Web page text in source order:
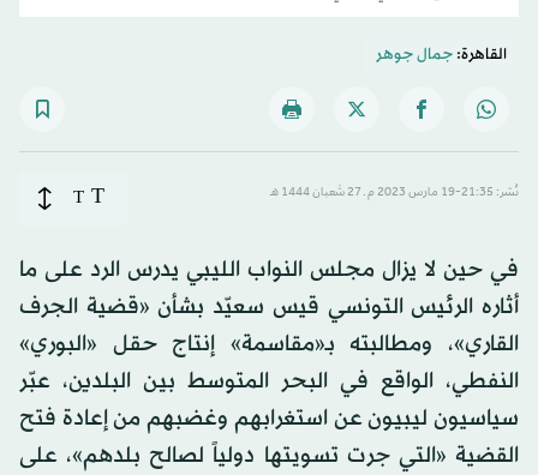
القاهرة:جمال جوهر
نُشر: 21:35-19 مارس 2023 م ـ 27 شَعبان 1444 هـ T
T
في حين لا يزال مجلس النواب الليبي يدرس الرد على ما
أثاره الرئيس التونسي قيس سعيّد بشأن «قضية الجرف
القاري»، ومطالبته بـ«مقاسمة» إنتاج حقل «البوري»
النفطي، الواقع في البحر المتوسط بين البلدين، عبّر
سياسيون ليبيون عن استغرابهم وغضبهم من إعادة فتح
القضية «التي جرت تسويتها دولياً لصالح بلدهم»، على